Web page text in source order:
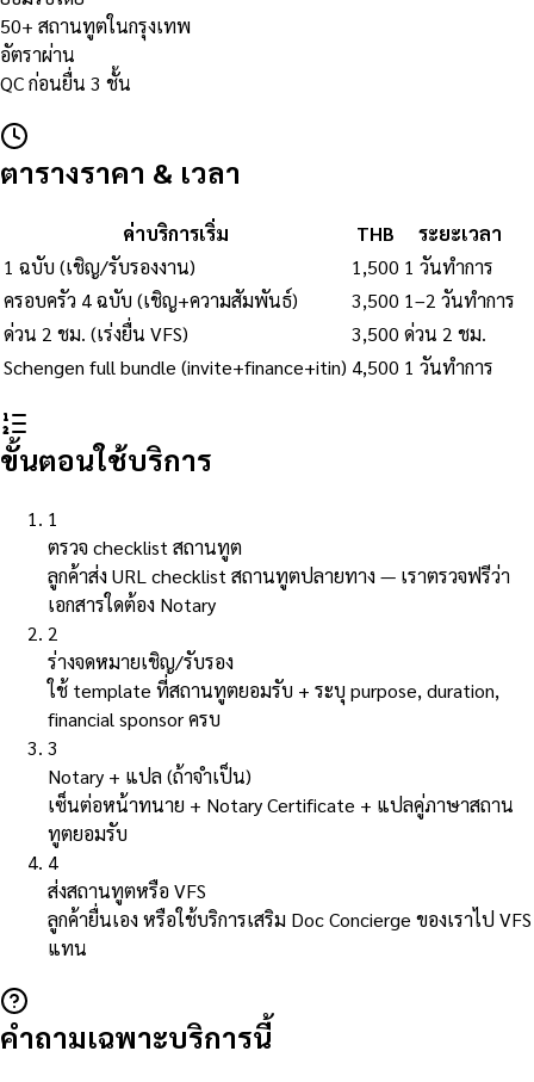
50+ สถานทูตในกรุงเทพ
อัตราผ่าน
QC ก่อนยื่น 3 ชั้น
ตารางราคา & เวลา
ค่าบริการเริ่ม THB
ระยะเวลา
1 ฉบับ (เชิญ/รับรองงาน)
1,500 1 วันทำการ
ครอบครัว 4 ฉบับ (เชิญ+ความสัมพันธ์)
3,500 1–2 วันทำการ
ด่วน 2 ชม. (เร่งยื่น VFS)
3,500 ด่วน 2 ชม.
Schengen full bundle (invite+finance+itin) 4,500 1 วันทำการ
ขั้นตอนใช้บริการ
1
ตรวจ checklist สถานทูต
ลูกค้าส่ง URL checklist สถานทูตปลายทาง — เราตรวจฟรีว่า
เอกสารใดต้อง Notary
2
ร่างจดหมายเชิญ/รับรอง
ใช้ template ที่สถานทูตยอมรับ + ระบุ purpose, duration,
financial sponsor ครบ
3
Notary + แปล (ถ้าจำเป็น)
เซ็นต่อหน้าทนาย + Notary Certificate + แปลคู่ภาษาสถาน
ทูตยอมรับ
4
ส่งสถานทูตหรือ VFS
ลูกค้ายื่นเอง หรือใช้บริการเสริม Doc Concierge ของเราไป VFS
แทน
คำถามเฉพาะบริการนี้